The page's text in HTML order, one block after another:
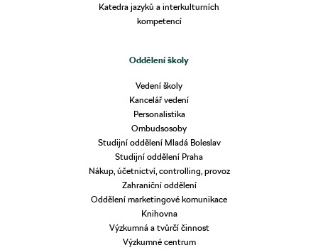
Katedra jazyků a interkulturních
kompetencí
Oddělení školy
Vedení školy
Kancelář vedení
Personalistika
Ombudsosoby
Studijní oddělení Mladá Boleslav
Studijní oddělení Praha
Nákup, účetnictví, controlling, provoz
Zahraniční oddělení
Oddělení marketingové komunikace
Knihovna
Výzkumná a tvůrčí činnost
Výzkumné centrum